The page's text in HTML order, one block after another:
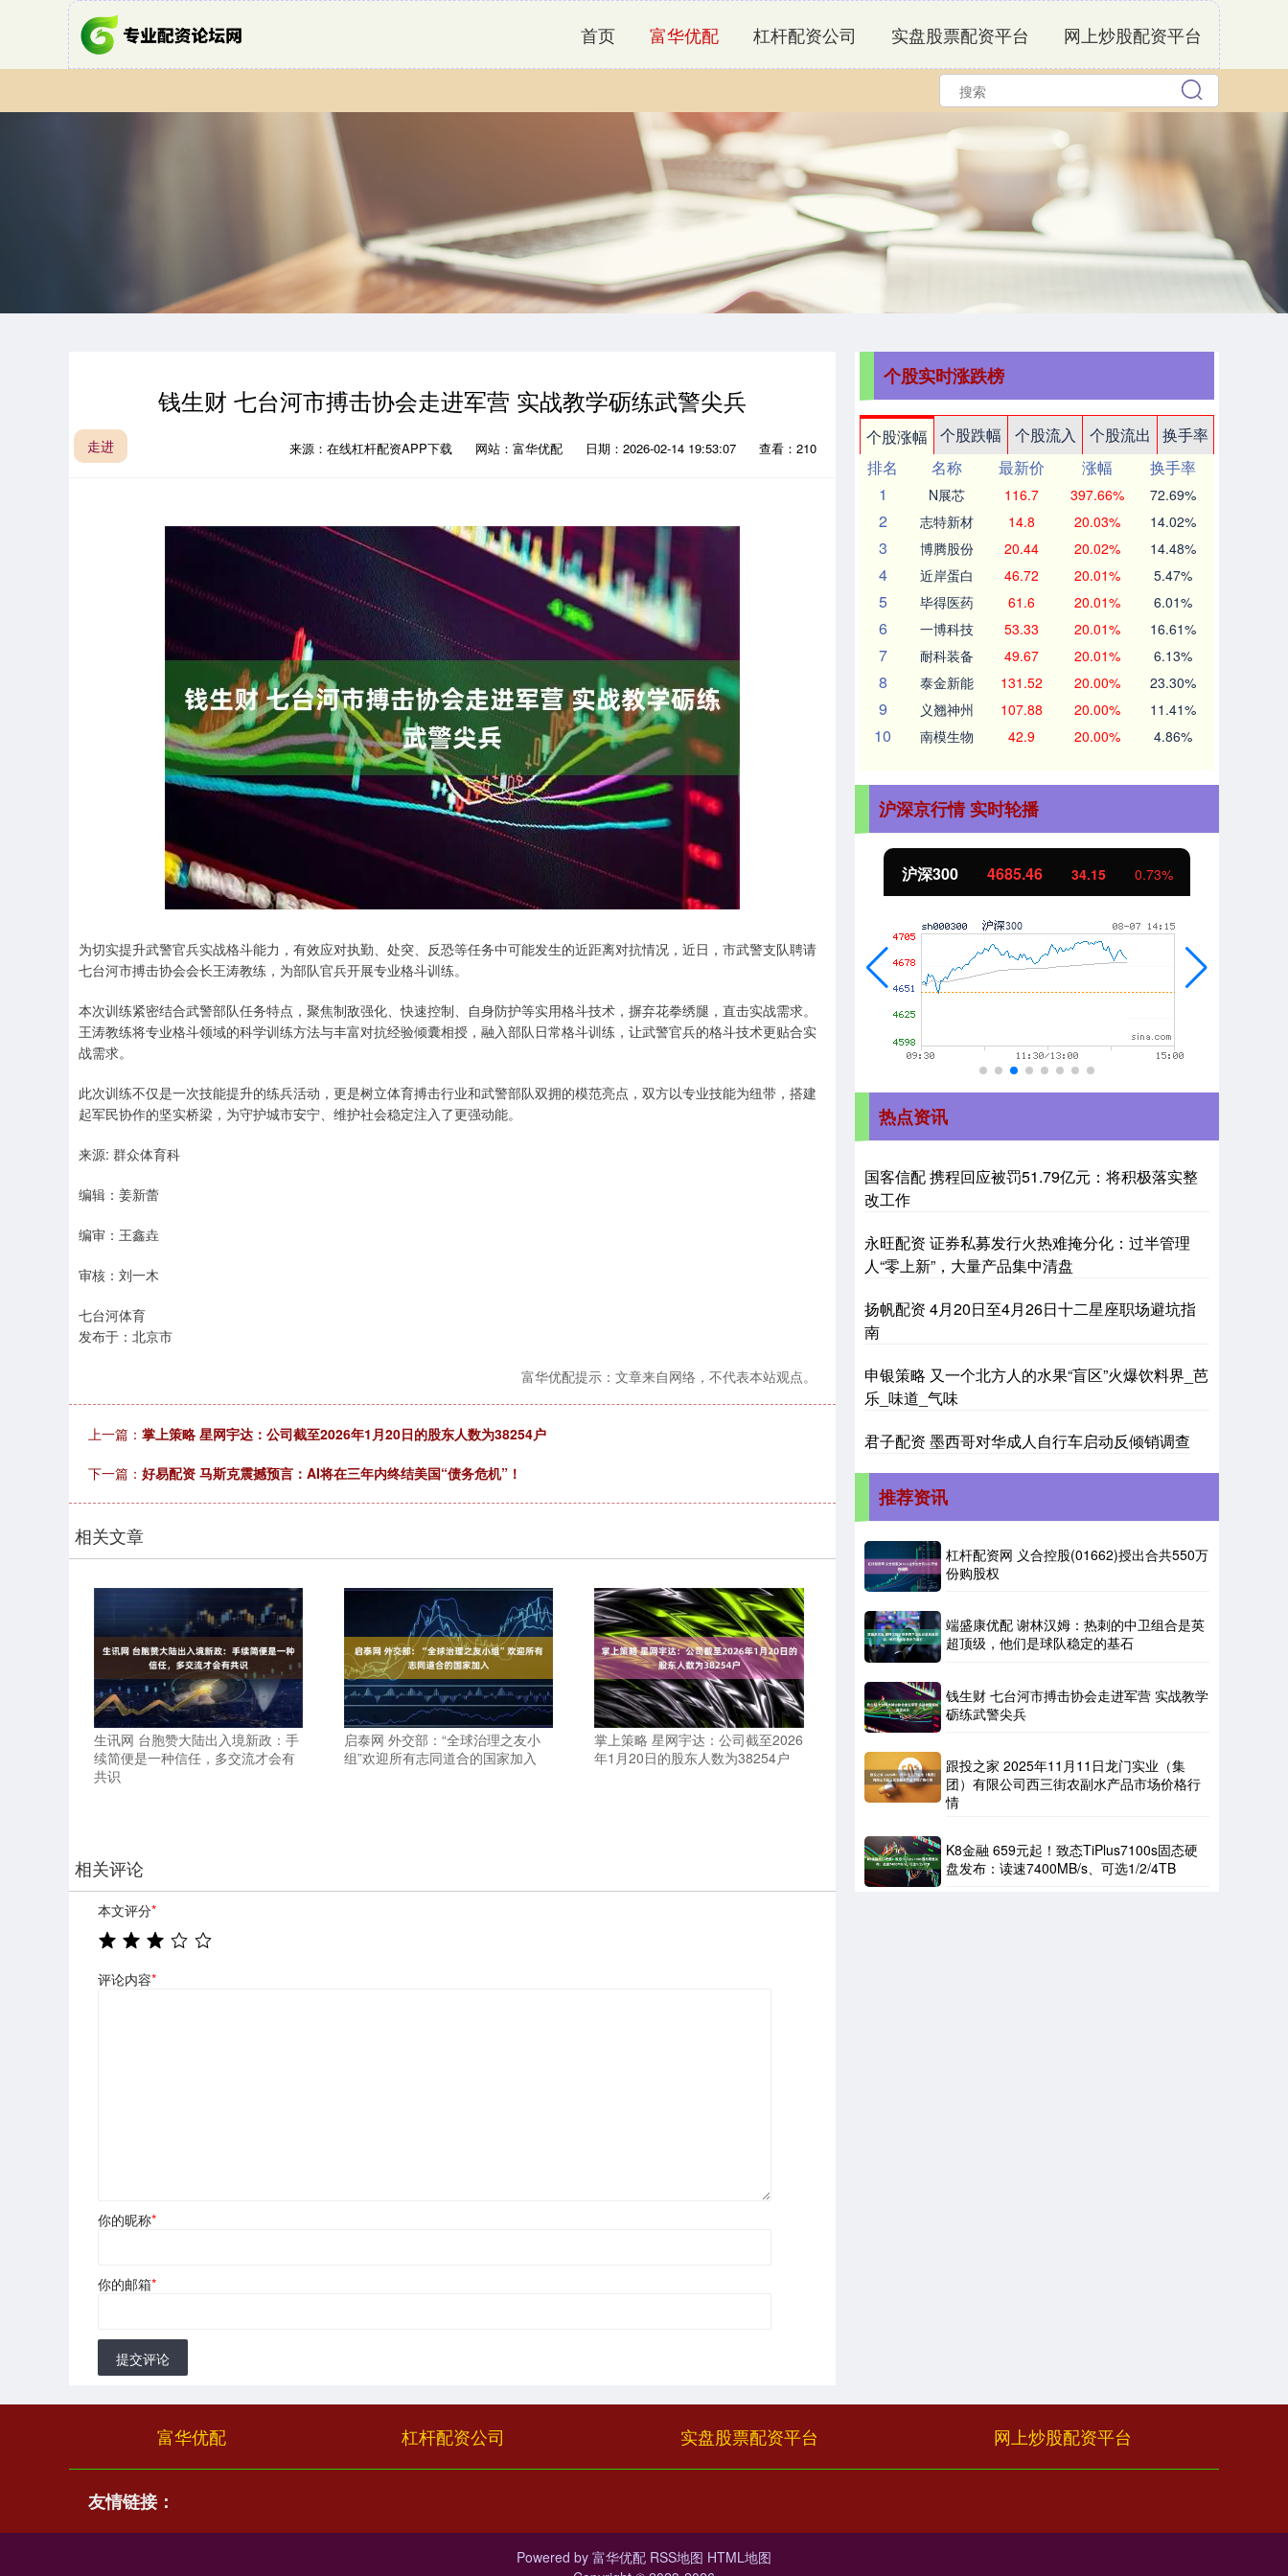
首页 富华优配 杠杆配资公司 实盘股票配资平台 网上炒股配资平台
钱生财 七台河市搏击协会走进军营 实战教学砺练武警尖兵
走进 来源：在线杠杆配资APP下载 网站：富华优配 日期：2026-02-14 19:53:07 查看：210
为切实提升武警官兵实战格斗能力，有效应对执勤、处突、反恐等任务中可能发生的近距离对抗情况，近日，市武警支队聘请
七台河市搏击协会会长王涛教练，为部队官兵开展专业格斗训练。
本次训练紧密结合武警部队任务特点，聚焦制敌强化、快速控制、自身防护等实用格斗技术，摒弃花拳绣腿，直击实战需求。
王涛教练将专业格斗领域的科学训练方法与丰富对抗经验倾囊相授，融入部队日常格斗训练，让武警官兵的格斗技术更贴合实
战需求。
此次训练不仅是一次技能提升的练兵活动，更是树立体育搏击行业和武警部队双拥的模范亮点，双方以专业技能为纽带，搭建
起军民协作的坚实桥梁，为守护城市安宁、维护社会稳定注入了更强动能。
来源: 群众体育科
编辑：姜新蕾
编审：王鑫垚
审核：刘一木
七台河体育
发布于：北京市
富华优配提示：文章来自网络，不代表本站观点。
上一篇： 掌上策略 星网宇达：公司截至2026年1月20日的股东人数为38254户
下一篇： 好易配资 马斯克震撼预言：AI将在三年内终结美国“债务危机”！
相关文章
生讯网 台胞赞大陆出入境新政：手
续简便是一种信任，多交流才会有
共识
启泰网 外交部：“全球治理之友小
组”欢迎所有志同道合的国家加入
掌上策略 星网宇达：公司截至2026
年1月20日的股东人数为38254户
相关评论
本文评分*
评论内容*
你的昵称*
你的邮箱*
提交评论
个股实时涨跌榜
个股涨幅 个股跌幅 个股流入 个股流出
换手率
排名
名称 最新价 涨幅
换手率
1
N展芯 116.7 397.66% 72.69%
2 志特新材 14.8 20.03% 14.02%
3 博腾股份 20.44 20.02% 14.48%
4 近岸蛋白 46.72 20.01% 5.47%
5 毕得医药 61.6 20.01% 6.01%
6 一博科技 53.33 20.01% 16.61%
7 耐科装备 49.67 20.01% 6.13%
8 泰金新能 131.52 20.00% 23.30%
9 义翘神州 107.88 20.00% 11.41%
10 南模生物 42.9 20.00% 4.86%
沪深京行情 实时轮播
上证指数 3931.22 0.79% 深证成指 14268.61 158.49 沪深300 4685.46 34.15 0.73%
热点资讯
国客信配 携程回应被罚51.79亿元：将积极落实整
改工作
永旺配资 证券私募发行火热难掩分化：过半管理
人“零上新”，大量产品集中清盘
扬帆配资 4月20日至4月26日十二星座职场避坑指
南
申银策略 又一个北方人的水果“盲区”火爆饮料界_芭
乐_味道_气味
君子配资 墨西哥对华成人自行车启动反倾销调查
推荐资讯
杠杆配资网 义合控股(01662)授出合共550万
份购股权
端盛康优配 谢林汉姆：热刺的中卫组合是英
超顶级，他们是球队稳定的基石
钱生财 七台河市搏击协会走进军营 实战教学
砺练武警尖兵
跟投之家 2025年11月11日龙门实业（集
团）有限公司西三街农副水产品市场价格行
情
K8金融 659元起！致态TiPlus7100s固态硬
盘发布：读速7400MB/s、可选1/2/4TB
富华优配 杠杆配资公司 实盘股票配资平台 网上炒股配资平台
友情链接：
Powered by 富华优配 RSS地图 HTML地图